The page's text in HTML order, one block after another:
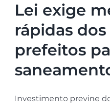
Lei exige
rápidas
prefeitos
Investimento previne